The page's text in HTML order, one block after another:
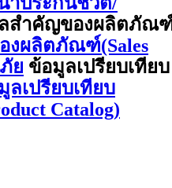
สำคัญของผลิตภัณ
ผลิตภัณฑ์(Sales
ย ข้อมูลเปรียบเทียบ
ลเปรียบเทียบ
Catalog)